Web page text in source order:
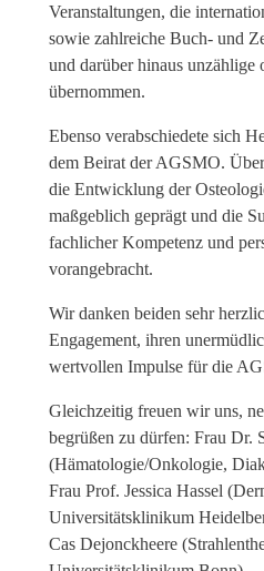
Veranstaltungen, die
sowie zahlreiche Buch- und
und darüber hinaus unzählige
übernommen.
Ebenso verabschiedete sich
dem Beirat der AGSMO.
die Entwicklung der
maßgeblich geprägt und die
fachlicher Kompetenz und
vorangebracht.
Wir danken beiden sehr
Engagement, ihren
wertvollen Impulse für die
Gleichzeitig freuen wir uns,
begrüßen zu dürfen: Frau Dr.
(Hämatologie/Onkologie,
Frau Prof. Jessica Hassel
Universitätsklinikum
Cas Dejonckheere